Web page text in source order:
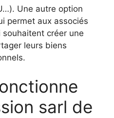
Une autre option
permet aux associés
souhaitent créer une
leurs biens
sarl de